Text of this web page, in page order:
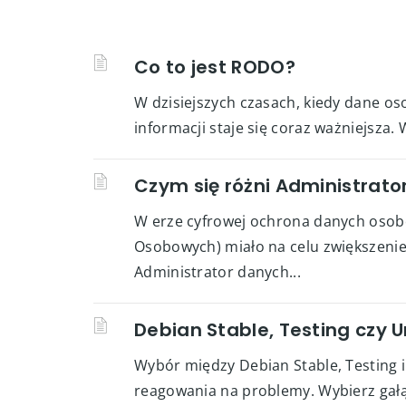
Co to jest RODO?
W dzisiejszych czasach, kiedy dane
informacji staje się coraz ważniejsza.
Czym się różni
W erze cyfrowej ochrona danych
Osobowych) miało na celu
Administrator danych...
Debian Stable, Testing czy
Wybór między Debian Stable, Testing
reagowania na problemy. Wybierz